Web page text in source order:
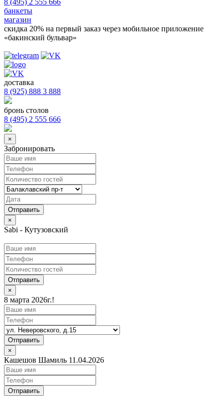
банкеты
магазин
скидка 20% на первый заказ через мобильное приложение
«бакинский бульвар»
доставка
8 (925) 888 3 888
бронь столов
8 (495) 2 555 666
×
Забронировать
×
Sabi - Кутузовский
Отправить
×
8 марта 2026г.!
Отправить
×
Кашешов Шамиль 11.04.2026
Отправить